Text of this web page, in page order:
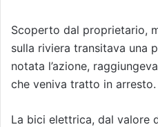
Scoperto dal proprietario,
sulla riviera transitava una
notata l’azione,
che veniva tratto in arresto.
La bici elettrica, dal valore